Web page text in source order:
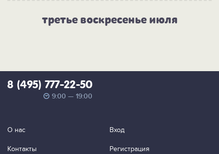
третье воскресенье июля
8 (495) 777-22-50
9:00 — 19:00
О нас
Контакты
Вход
Регистрация